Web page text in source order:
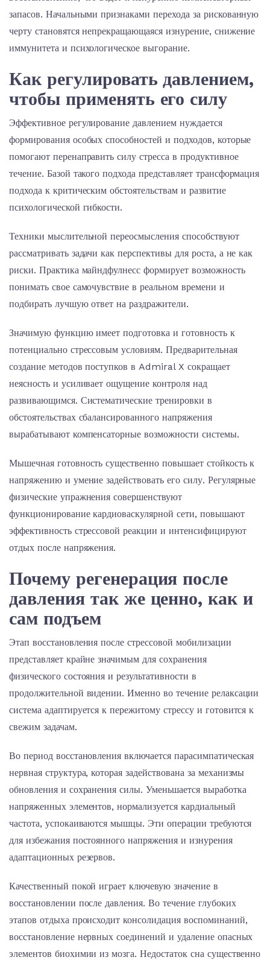
запасов. Начальными признаками перехода за рискованную
черту становятся непрекращающаяся изнурение, снижение
иммунитета и психологическое выгорание.
Как регулировать давлением,
чтобы применять его силу
Эффективное регулирование давлением нуждается
формирования особых способностей и подходов, которые
помогают перенаправить силу стресса в продуктивное
течение. Базой такого подхода представляет трансформация
подхода к критическим обстоятельствам и развитие
психологической гибкости.
Техники мыслительной переосмысления способствуют
рассматривать задачи как перспективы для роста, а не как
риски. Практика майндфулнесс формирует возможность
понимать свое самочувствие в реальном времени и
подбирать лучшую ответ на раздражители.
Значимую функцию имеет подготовка и готовность к
потенциально стрессовым условиям. Предварительная
создание методов поступков в Admiral X сокращает
неясность и усиливает ощущение контроля над
развивающимся. Систематические тренировки в
обстоятельствах сбалансированного напряжения
вырабатывают компенсаторные возможности системы.
Мышечная готовность существенно повышает стойкость к
напряжению и умение задействовать его силу. Регулярные
физические упражнения совершенствуют
функционирование кардиоваскулярной сети, повышают
эффективность стрессовой реакции и интенсифицируют
отдых после напряжения.
Почему регенерация после
давления так же ценно, как и
сам подъем
Этап восстановления после стрессовой мобилизации
представляет крайне значимым для сохранения
физического состояния и результативности в
продолжительной видении. Именно во течение релаксации
система адаптируется к пережитому стрессу и готовится к
свежим задачам.
Во период восстановления включается парасимпатическая
нервная структура, которая задействована за механизмы
обновления и сохранения силы. Уменьшается выработка
напряженных элементов, нормализуется кардиальный
частота, успокаиваются мышцы. Эти операции требуются
для избежания постоянного напряжения и изнурения
адаптационных резервов.
Качественный покой играет ключевую значение в
восстановлении после давления. Во течение глубоких
этапов отдыха происходит консолидация воспоминаний,
восстановление нервных соединений и удаление опасных
элементов биохимии из мозга. Недостаток сна существенно